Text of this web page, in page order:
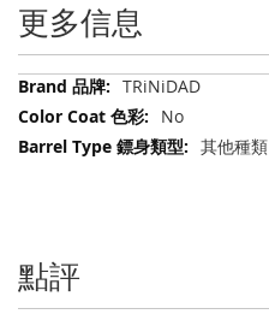
更多信息
更
多
息
TRiNiDAD
No
其他種類
點評